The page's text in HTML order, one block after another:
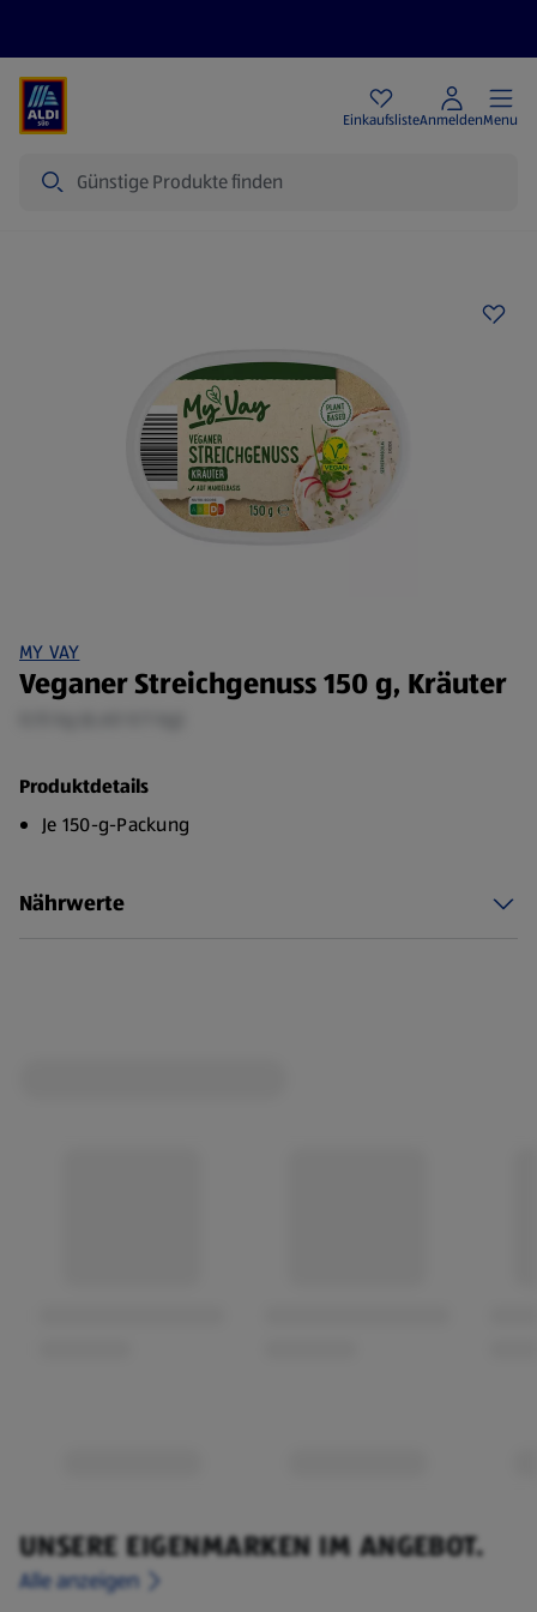
EinkaufslisteAnmeldenMenu
MY VAY
Veganer Streichgenuss 150 g, Kräuter
Produktdetails
Je 150-g-Packung
Nährwerte
UNSERE EIGENMARKEN IM ANGEBOT.
Alle anzeigen